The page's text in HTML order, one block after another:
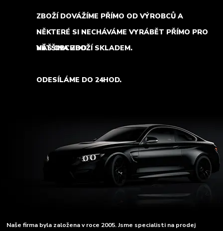
ZBOŽÍ DOVÁŽÍME PŘÍMO OD VÝROBCŮ A
NĚKTERÉ SI NECHÁVÁME VYRÁBĚT PŘÍMO PRO
NÁŠ OBCHOD.
VĚTŠINA ZBOŽÍ SKLADEM.
ODESÍLÁME DO 24HOD.
Naše firma byla založena v roce 2005. Jsme specialisti na prodej